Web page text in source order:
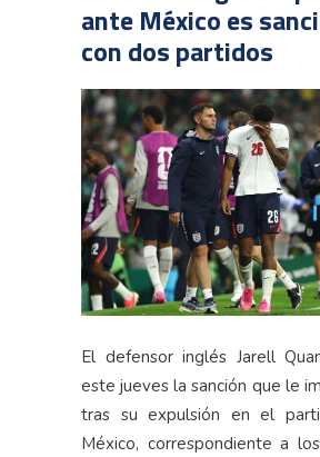
ante México es
con dos partidos
El defensor inglés Jarell
este jueves la sanción que le
tras su expulsión en el
México, correspondiente a